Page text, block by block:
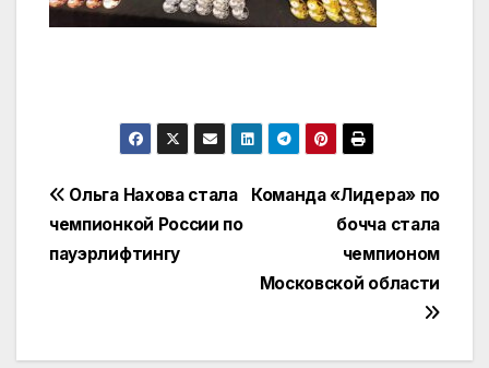
Навигация
по
Команда «Лидера» по
бочча стала
чемпионом
Московской области
Ольга Нахова стала
чемпионкой России по
пауэрлифтингу